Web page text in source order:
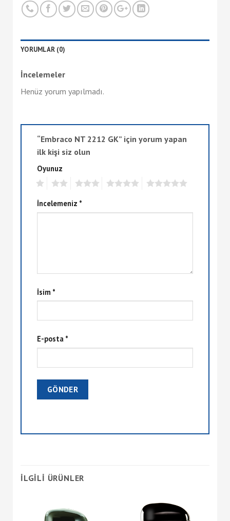
YORUMLAR (0)
İncelemeler
Henüz yorum yapılmadı.
“Embraco NT 2212 GK” için yorum yapan
ilk kişi siz olun
Oyunuz
İncelemeniz *
İsim *
E-posta *
İLGILI ÜRÜNLER